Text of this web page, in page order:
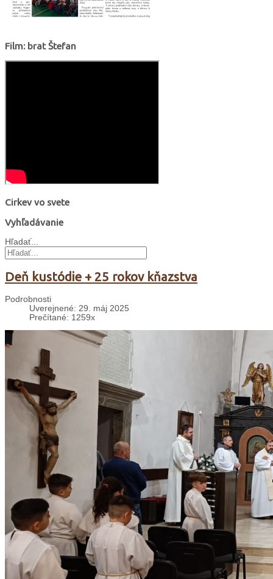
Film: brat Štefan
Cirkev vo svete
Vyhľadávanie
Hľadať...
Deň kustódie + 25 rokov kňazstva
Podrobnosti
Uverejnené: 29. máj 2025
Prečítané: 1259x